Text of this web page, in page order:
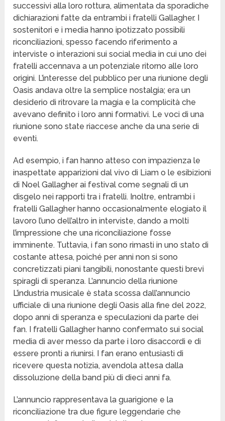
successivi alla loro rottura, alimentata da sporadiche
dichiarazioni fatte da entrambi i fratelli Gallagher. I
sostenitori e i media hanno ipotizzato possibili
riconciliazioni, spesso facendo riferimento a
interviste o interazioni sui social media in cui uno dei
fratelli accennava a un potenziale ritorno alle loro
origini. L’interesse del pubblico per una riunione degli
Oasis andava oltre la semplice nostalgia; era un
desiderio di ritrovare la magia e la complicità che
avevano definito i loro anni formativi. Le voci di una
riunione sono state riaccese anche da una serie di
eventi.
Ad esempio, i fan hanno atteso con impazienza le
inaspettate apparizioni dal vivo di Liam o le esibizioni
di Noel Gallagher ai festival come segnali di un
disgelo nei rapporti tra i fratelli. Inoltre, entrambi i
fratelli Gallagher hanno occasionalmente elogiato il
lavoro l’uno dell’altro in interviste, dando a molti
l’impressione che una riconciliazione fosse
imminente. Tuttavia, i fan sono rimasti in uno stato di
costante attesa, poiché per anni non si sono
concretizzati piani tangibili, nonostante questi brevi
spiragli di speranza. L’annuncio della riunione
L’industria musicale è stata scossa dall’annuncio
ufficiale di una riunione degli Oasis alla fine del 2022,
dopo anni di speranza e speculazioni da parte dei
fan. I fratelli Gallagher hanno confermato sui social
media di aver messo da parte i loro disaccordi e di
essere pronti a riunirsi. I fan erano entusiasti di
ricevere questa notizia, avendola attesa dalla
dissoluzione della band più di dieci anni fa.
L’annuncio rappresentava la guarigione e la
riconciliazione tra due figure leggendarie che